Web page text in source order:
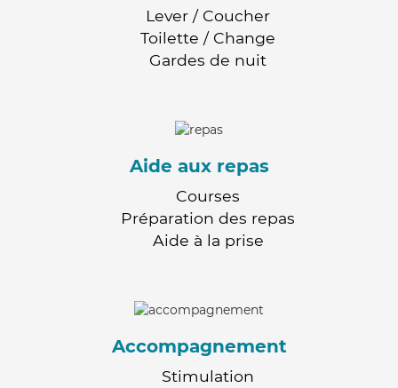
Lever / Coucher
Toilette / Change
Gardes de nuit
Aide aux repas
Courses
Préparation des repas
Aide à la prise
Accompagnement
Stimulation